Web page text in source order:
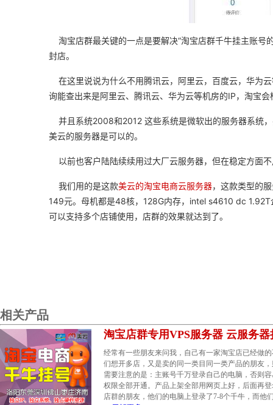
淘宝店群最关键的一点是要解决“淘宝店群千牛挂主账号
封店。
在这里说说为什么不用腾讯云，阿里云，百度云，华为
询能查出来是阿里云、腾讯云、华为云等机房的IP，淘宝
并且系统2008和2012 这些系统是微软出的服务器系统
美云的服务器是可以的。
以前也客户陆陆续续用过大厂云服务器，但在稳定方面
我们用的是这款美云的淘宝电商云服务器，这款类型的
149元。母机都是48核，128G内存，intel s4610 dc
可以支持多个店铺使用，店群的效果就达到了。
相关产品
淘宝店群专用VPS服务器 云服务器
经常有一些朋友来问我，自己有一家淘宝店已经做
们想开多店，又是卖的同一类目同一类产品的朋友
需要注意的是：主账号千万登录自己的电脑，否则
权限全部开通。产品上架全部用网页上好，后面再
店群的朋友，他们的电脑上登录了7-8个千牛，而他